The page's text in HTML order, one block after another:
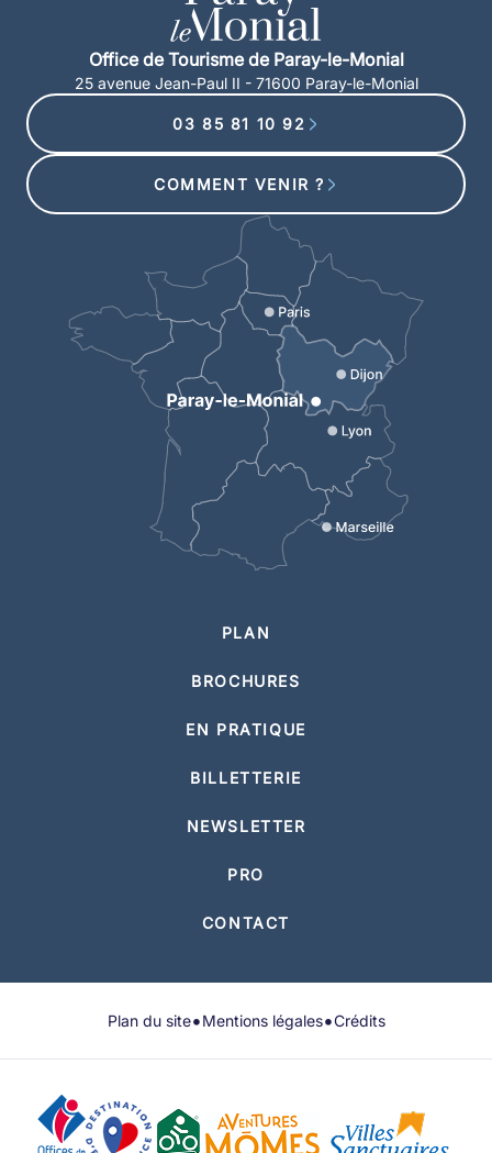
Office de Tourisme de Paray-le-Monial
25 avenue Jean-Paul II - 71600 Paray-le-Monial
03 85 81 10 92
COMMENT VENIR ?
PLAN
BROCHURES
EN PRATIQUE
BILLETTERIE
NEWSLETTER
PRO
CONTACT
Plan du site•Mentions légales•Crédits